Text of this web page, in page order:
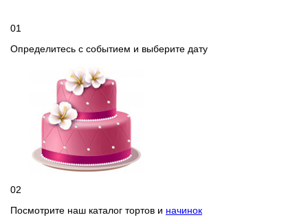
01
Определитесь с событием и выберите дату
02
Посмотрите наш каталог тортов и начинок